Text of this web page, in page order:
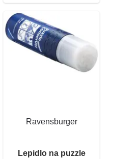
Ravensburger
Lepidlo na puzzle